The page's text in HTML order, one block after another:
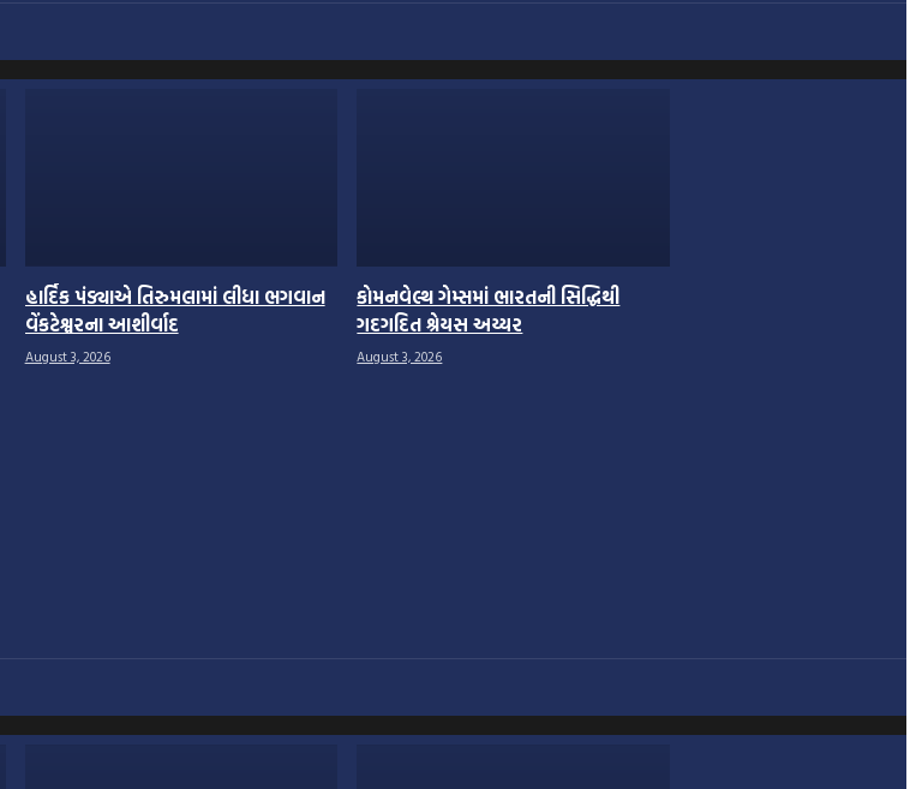
હાર્દિક પંડ્યાએ તિરુમલામાં લીધા ભગવાન
વેંકટેશ્વરના આશીર્વાદ
August 3, 2026
કોમનવેલ્થ ગેમ્સમાં ભારતની સિદ્ધિથી
ગદગદિત શ્રેયસ અય્યર
August 3, 2026